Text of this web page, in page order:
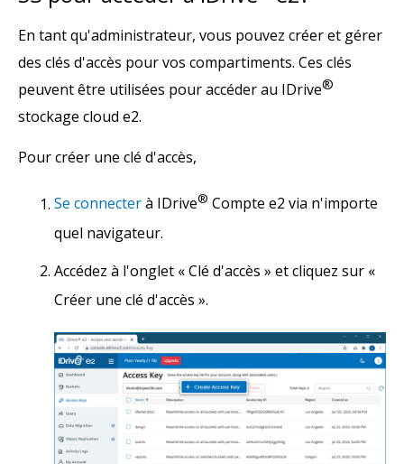
En tant qu'administrateur, vous pouvez créer et gérer
des clés d'accès pour vos compartiments. Ces clés
peuvent être utilisées pour accéder au IDrive®
stockage cloud e2.
Pour créer une clé d'accès,
Se connecterà IDrive® Compte e2 via n'importe
quel navigateur.
Accédez à l'onglet « Clé d'accès » et cliquez sur «
Créer une clé d'accès ».